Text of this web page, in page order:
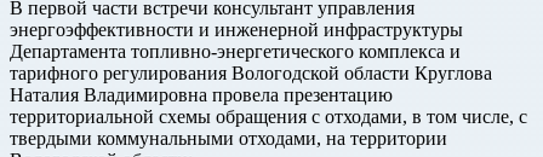
В первой части встречи консультант управления
энергоэффективности и инженерной инфраструктуры
Департамента топливно-энергетического комплекса и
тарифного регулирования Вологодской области Круглова
Наталия Владимировна провела презентацию
территориальной схемы обращения с отходами, в том числе, с
твердыми коммунальными отходами, на территории